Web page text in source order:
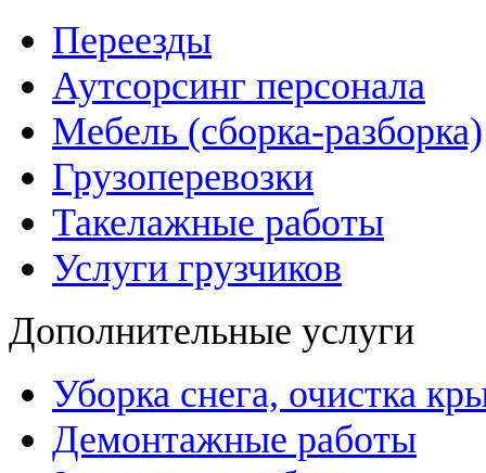
Переезды
Аутсорсинг персонала
Мебель (сборка-разборка)
Грузоперевозки
Такелажные работы
Услуги грузчиков
Дополнительные услуги
Уборка снега, очистка
Демонтажные работы